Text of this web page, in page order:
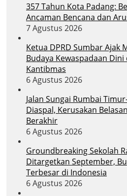
357 Tahun Kota Padang:
Ancaman Bencana dan
7 Agustus 2026
Ketua DPRD Sumbar Ajak
Budaya Kewaspadaan
Kantibmas
6 Agustus 2026
Jalan Sungai Rumbai
Diaspal, Kerusakan
Berakhir
6 Agustus 2026
Groundbreaking Sekolah
Ditargetkan September,
Terbesar di Indonesia
6 Agustus 2026